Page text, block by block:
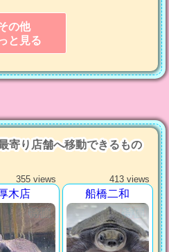
の他
と見る
寄り店舗へ移動できるもの
355 views
木店
413 views
船橋二和